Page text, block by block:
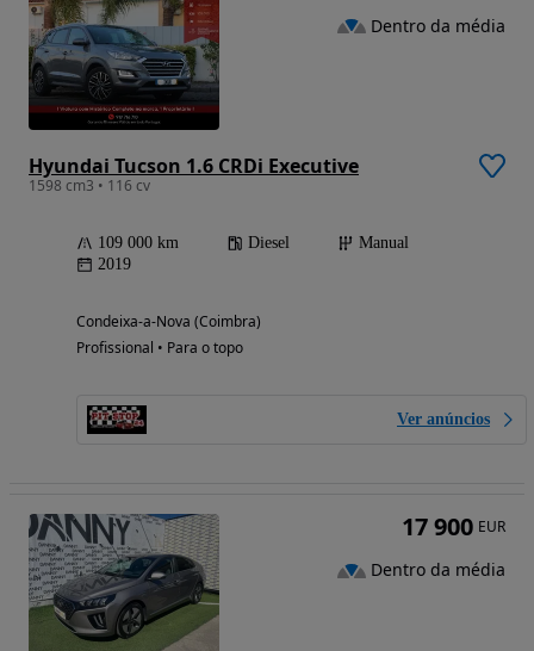
Hyundai Tucson 1.6 CRDi Executive
1598 cm3 • 116 cv
109 000 km Diesel
Manual
2019
Condeixa-a-Nova (Coimbra)
Profissional • Para o topo
Ver anúncios
Dentro da média
17 900 EUR
Dentro da média